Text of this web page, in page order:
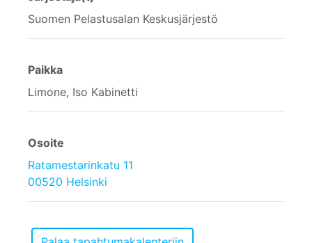
Suomen Pelastusalan Keskusjärjestö
Paikka
Limone, Iso Kabinetti
Osoite
Ratamestarinkatu 11
00520 Helsinki